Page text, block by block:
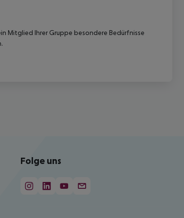
Mitglied Ihrer Gruppe besondere Bedürfnisse
Folge uns